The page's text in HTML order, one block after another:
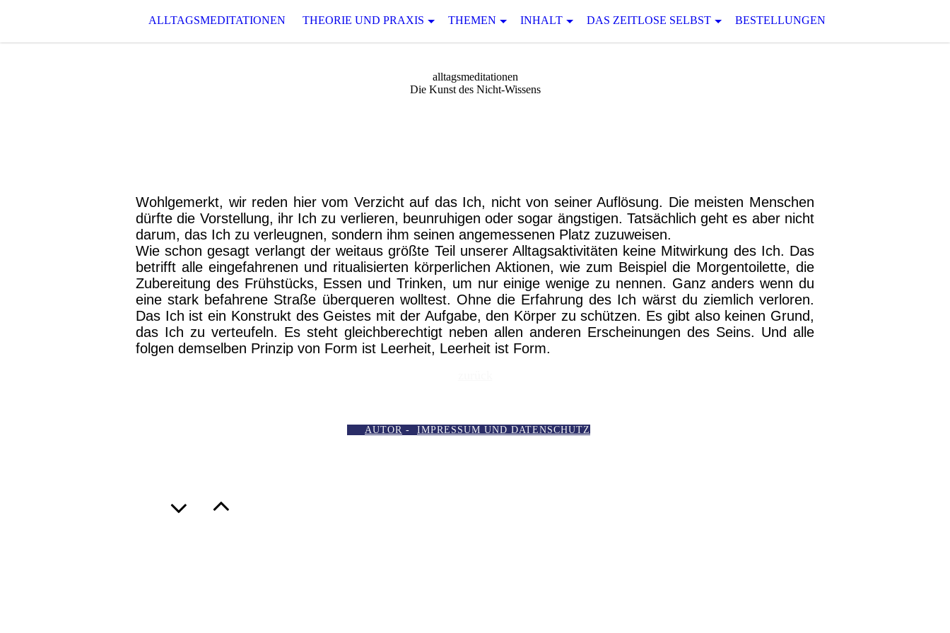
ALLTAGSMEDITATIONEN THEORIE UND PRAXIS THEMEN INHALT DAS ZEITLOSE SELBST BESTELLUNGEN
alltagsmeditationen
Die Kunst des Nicht-Wissens
Wohlgemerkt, wir reden hier vom Verzicht auf das Ich, nicht von seiner Auflösung. Die meisten Menschen
dürfte die Vorstellung, ihr Ich zu verlieren, beunruhigen oder sogar ängstigen. Tatsächlich geht es aber nicht
darum, das Ich zu verleugnen, sondern ihm seinen angemessenen Platz zuzuweisen.
Wie schon gesagt verlangt der weitaus größte Teil unserer Alltagsaktivitäten keine Mitwirkung des Ich. Das
betrifft alle eingefahrenen und ritualisierten körperlichen Aktionen, wie zum Beispiel die Morgentoilette, die
Zubereitung des Frühstücks, Essen und Trinken, um nur einige wenige zu nennen. Ganz anders wenn du
eine stark befahrene Straße überqueren wolltest. Ohne die Erfahrung des Ich wärst du ziemlich verloren.
Das Ich ist ein Konstrukt des Geistes mit der Aufgabe, den Körper zu schützen. Es gibt also keinen Grund,
das Ich zu verteufeln. Es steht gleichberechtigt neben allen anderen Erscheinungen des Seins. Und alle
folgen demselben Prinzip von Form ist Leerheit, Leerheit ist Form.
AUTOR - IMPRESSUM UND DATENSCHUTZ